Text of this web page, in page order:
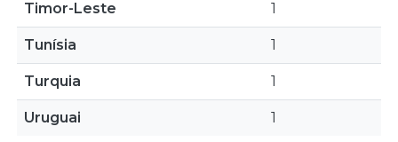
Timor-Leste 1
Tunísia 1
Turquia 1
Uruguai 1